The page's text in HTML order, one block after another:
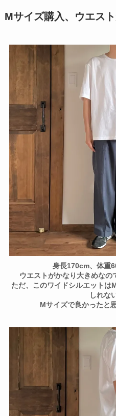
Mサイズ購入、ウエス
身長170cm、体重
ウエストがかなり大きめな
ただ、このワイドシルエットは
しれな
Mサイズで良かったと